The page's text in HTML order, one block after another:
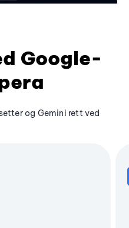
Google-
og Gemini rett ved